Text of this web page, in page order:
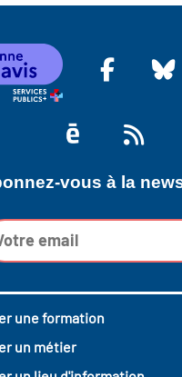
vous à la
une formation
un métier